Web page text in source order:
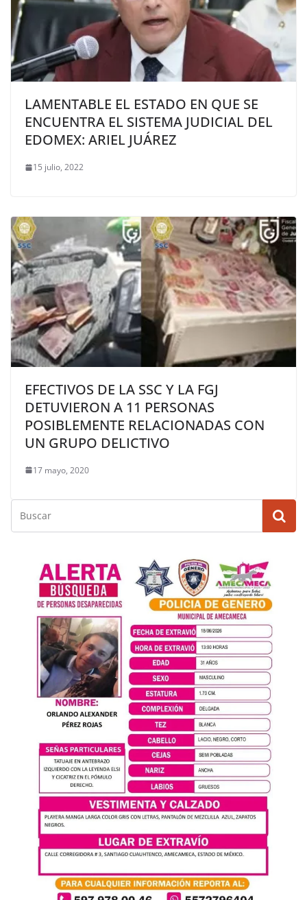
LAMENTABLE EL ESTADO EN QUE SE
ENCUENTRA EL SISTEMA JUDICIAL DEL
EDOMEX: ARIEL JUÁREZ
15 julio, 2022
EFECTIVOS DE LA SSC Y LA FGJ
DETUVIERON A 11 PERSONAS
POSIBLEMENTE RELACIONADAS CON
UN GRUPO DELICTIVO
17 mayo, 2020